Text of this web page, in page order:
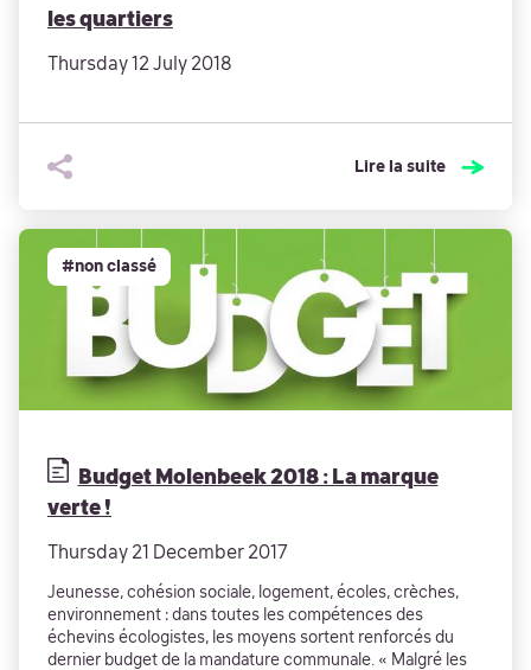
les quartiers
Thursday 12 July 2018
Lire la suite
#non classé
Budget Molenbeek 2018 : La marque
verte !
Thursday 21 December 2017
Jeunesse, cohésion sociale, logement, écoles, crèches,
environnement : dans toutes les compétences des
échevins écologistes, les moyens sortent renforcés du
dernier budget de la mandature communale. « Malgré les